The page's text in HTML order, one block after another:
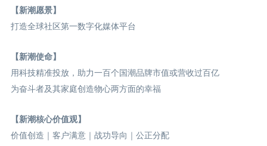
【新潮愿景】
打造全球社区第一数字化媒体平台
【新潮使命】
用科技精准投放，助力一百个国潮品牌市值或营收过百亿
为奋斗者及其家庭创造物心两方面的幸福
【新潮核心价值观】
价值创造｜客户满意｜战功导向｜公正分配